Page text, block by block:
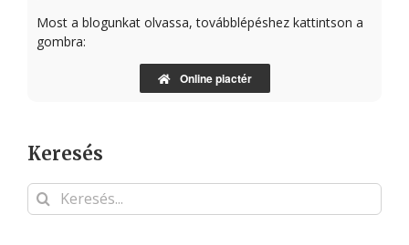
Most a blogunkat olvassa, továbblépéshez kattintson a
gombra:
Online piactér
Keresés
Keresés...